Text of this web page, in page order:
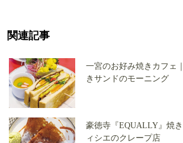
関連記事
一宮のお好み焼きカフェ
きサンドのモーニング
豪徳寺『EQUALLY』焼
ィシエのクレープ店